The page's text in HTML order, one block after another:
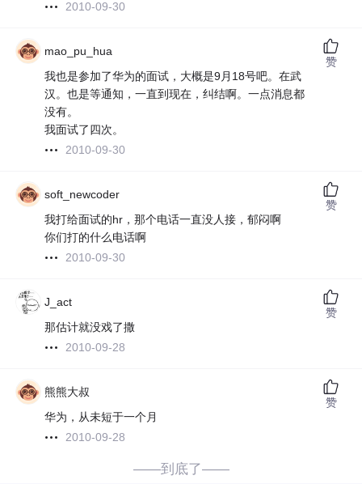
2010-09-30
mao_pu_hua
我也是参加了华为的面试，大概是9月18号吧。在武
汉。也是等通知，一直到现在，纠结啊。一点消息都
没有。
我面试了四次。
2010-09-30
赞
soft_newcoder
我打给面试的hr，那个电话一直没人接，郁闷啊
你们打的什么电话啊
2010-09-30
赞
J_act
那估计就没戏了撒
2010-09-28
赞
熊熊大叔
华为，从未短于一个月
2010-09-28
赞
——到底了——